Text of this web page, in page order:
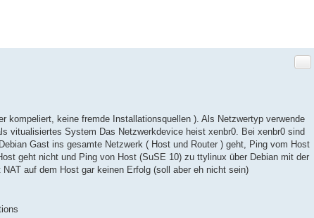
Zitat
kompeliert, keine fremde Installationsquellen ). Als Netzwertyp verwende
vitualisiertes System Das Netzwerkdevice heist xenbr0. Bei xenbr0 sind
Gast ins gesamte Netzwerk ( Host und Router ) geht, Ping vom Host
geht nicht und Ping von Host (SuSE 10) zu ttylinux über Debian mit der
auf dem Host gar keinen Erfolg (soll aber eh nicht sein)